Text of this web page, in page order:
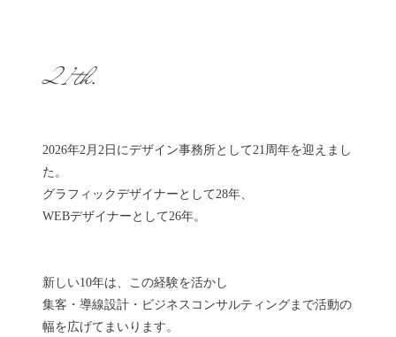
21th.
2026年2月2日にデザイン事務所として21周年を迎えまし
た。
グラフィックデザイナーとして28年、
WEBデザイナーとして26年。
新しい10年は、この経験を活かし
集客・導線設計・ビジネスコンサルティングまで活動の
幅を広げてまいります。